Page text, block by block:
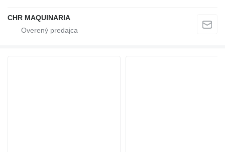
CHR MAQUINARIA